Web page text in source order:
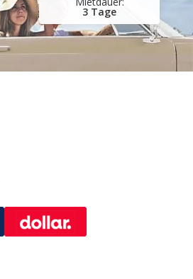
Hrvatski
3 Tage